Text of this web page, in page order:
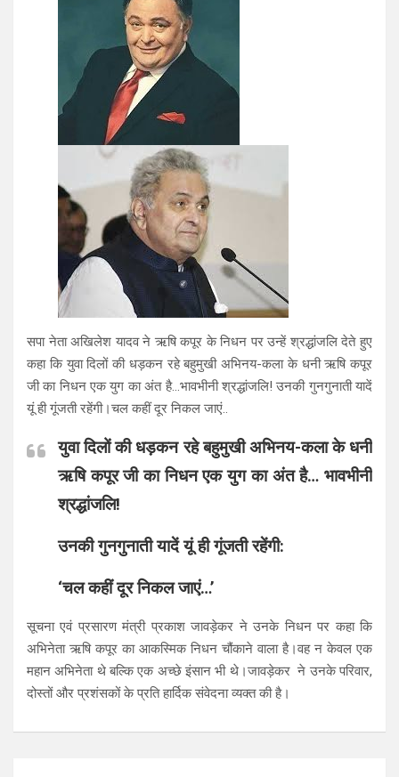
सपा नेता अखिलेश यादव ने ऋषि कपूर के निधन पर उन्हें श्रद्धांजलि देते हुए
कहा कि युवा दिलों की धड़कन रहे बहुमुखी अभिनय-कला के धनी ऋषि कपूर
जी का निधन एक युग का अंत है…भावभीनी श्रद्धांजलि! उनकी गुनगुनाती यादें
यूं ही गूंजती रहेंगी।चल कहीं दूर निकल जाएं..
युवा दिलों की धड़कन रहे बहुमुखी अभिनय-कला के धनी
ऋषि कपूर जी का निधन एक युग का अंत है… भावभीनी
श्रद्धांजलि!
उनकी गुनगुनाती यादें यूं ही गूंजती रहेंगी:
‘चल कहीं दूर निकल जाएं…’
सूचना एवं प्रसारण मंत्री प्रकाश जावड़ेकर ने उनके निधन पर कहा कि
अभिनेता ऋषि कपूर का आकस्मिक निधन चौंकाने वाला है।वह न केवल एक
महान अभिनेता थे बल्कि एक अच्छे इंसान भी थे।जावड़ेकर ने उनके परिवार,
दोस्तों और प्रशंसकों के प्रति हार्दिक संवेदना व्यक्त की है।